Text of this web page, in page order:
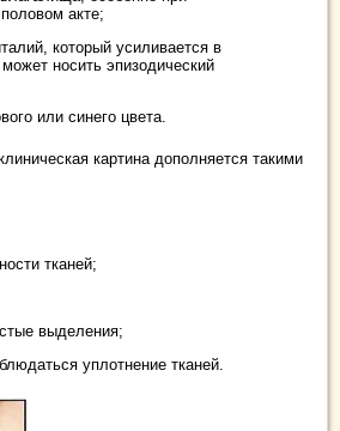
акте;
который усиливается в
носить эпизодический
или синего цвета.
картина дополняется такими
тканей;
выделения;
уплотнение тканей.